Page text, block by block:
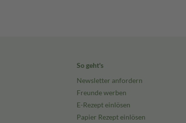
So geht's
Newsletter anfordern
Freunde werben
E-Rezept einlösen
Papier Rezept einlösen